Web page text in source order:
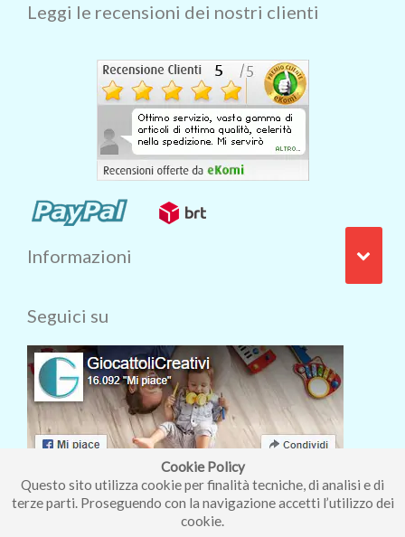
Cookie Policy
Questo sito utilizza cookie per finalità tecniche, di analisi e di
terze parti. Proseguendo con la navigazione accetti l’utilizzo dei
cookie.
Leggi le recensioni dei nostri clienti
Informazioni
Seguici su